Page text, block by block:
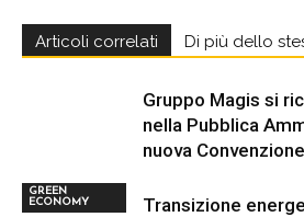
Articoli correlati Di più dello
GREEN
ECONOMY
Gruppo Magis si
nella Pubblica
nuova
Transizione